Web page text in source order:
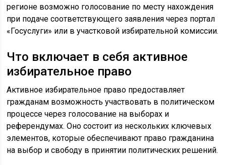
регионе возможно голосование по месту нахождения
при подаче соответствующего заявления через портал
«Госуслуги» или в участковой избирательной комиссии.
Что включает в себя активное
избирательное право
Активное избирательное право предоставляет
гражданам возможность участвовать в политическом
процессе через голосование на выборах и
референдумах. Оно состоит из нескольких ключевых
элементов, которые обеспечивают право гражданина
на выбор и свободу в принятии политических решений.